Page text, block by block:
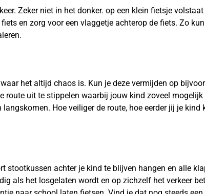
Zeker niet in het donker. op een klein fietsje
en zorg voor een vlaggetje achterop de fiets. Zo
het altijd chaos is. Kun je deze vermijden op
route uit te stippelen waarbij jouw kind zoveel mogelijk
Hoe veiliger de route, hoe eerder jij je kind
stootkussen achter je kind te blijven hangen en alle
als het losgelaten wordt en op zichzelf het verkeer